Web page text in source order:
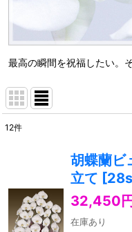
最高の瞬間を祝福したい。
12件
胡蝶蘭ビ
立て [
32,450 円
在庫あり